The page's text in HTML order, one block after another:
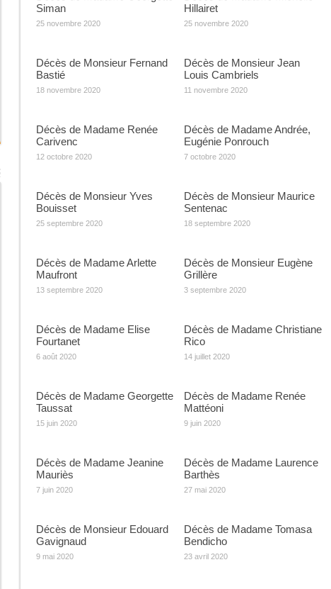
Siman
25 novembre 2020
Hillairet
25 novembre 2020
Décès de Monsieur Fernand
Bastié
18 novembre 2020
Décès de Monsieur Jean
Louis Cambriels
11 novembre 2020
Décès de Madame Renée
Carivenc
12 octobre 2020
Décès de Madame Andrée,
Eugénie Ponrouch
7 octobre 2020
Décès de Monsieur Yves
Bouisset
25 septembre 2020
Décès de Monsieur Maurice
Sentenac
18 septembre 2020
Décès de Madame Arlette
Maufront
13 septembre 2020
Décès de Monsieur Eugène
Grillère
3 septembre 2020
Décès de Madame Elise
Fourtanet
6 août 2020
Décès de Madame Christiane
Rico
14 juillet 2020
Décès de Madame Georgette
Taussat
15 juin 2020
Décès de Madame Renée
Mattéoni
9 juin 2020
Décès de Madame Jeanine
Mauriès
7 juin 2020
Décès de Madame Laurence
Barthès
27 mai 2020
Décès de Monsieur Edouard
Gavignaud
9 mai 2020
Décès de Madame Tomasa
Bendicho
23 avril 2020